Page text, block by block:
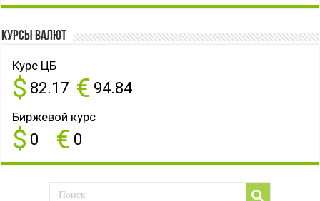
Курсы валют
Курс ЦБ
$ 82.17 € 94.84
Биржевой курс
$ 0 € 0